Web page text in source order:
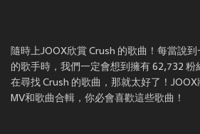
隨時上JOOX欣賞 Crush 的歌曲！每當說
的歌手時，我們一定會想到擁有 62,732
在尋找 Crush 的歌曲，那就太好了！
MV和歌曲合輯，你必會喜歡這些歌曲！